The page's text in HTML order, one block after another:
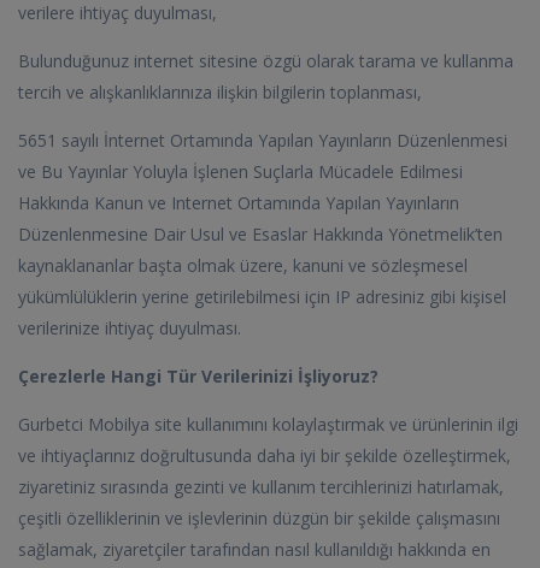
verilere ihtiyaç duyulması,
Bulunduğunuz internet sitesine özgü olarak tarama ve kullanma
tercih ve alışkanlıklarınıza ilişkin bilgilerin toplanması,
5651 sayılı İnternet Ortamında Yapılan Yayınların Düzenlenmesi
ve Bu Yayınlar Yoluyla İşlenen Suçlarla Mücadele Edilmesi
Hakkında Kanun ve Internet Ortamında Yapılan Yayınların
Düzenlenmesine Dair Usul ve Esaslar Hakkında Yönetmelik’ten
kaynaklananlar başta olmak üzere, kanuni ve sözleşmesel
yükümlülüklerin yerine getirilebilmesi için IP adresiniz gibi kişisel
verilerinize ihtiyaç duyulması.
Çerezlerle Hangi Tür Verilerinizi İşliyoruz?
Gurbetci Mobilya site kullanımını kolaylaştırmak ve ürünlerinin ilgi
ve ihtiyaçlarınız doğrultusunda daha iyi bir şekilde özelleştirmek,
ziyaretiniz sırasında gezinti ve kullanım tercihlerinizi hatırlamak,
çeşitli özelliklerinin ve işlevlerinin düzgün bir şekilde çalışmasını
sağlamak, ziyaretçiler tarafından nasıl kullanıldığı hakkında en